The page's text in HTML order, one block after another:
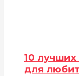
10 лучших
для